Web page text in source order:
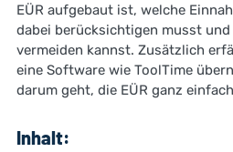
EÜR aufgebaut ist, welche
dabei berücksichtigen musst
vermeiden kannst. Zusätzlich
eine Software wie ToolTime
darum geht, die EÜR ganz
Inhalt: